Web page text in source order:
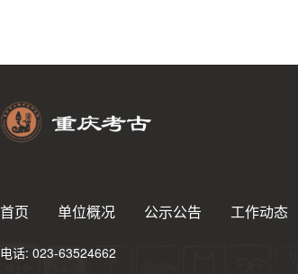
首页 单位概况 公示公告 工作动态
电话: 023-63524662